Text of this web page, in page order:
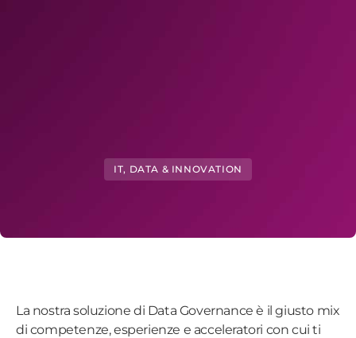
IT, DATA & INNOVATION
La nostra soluzione di Data Governanceè il giusto mix
di competenze, esperienze e acceleratori con cui ti